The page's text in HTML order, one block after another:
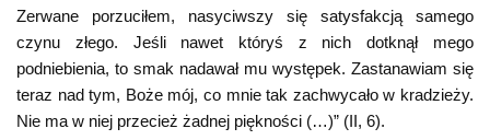
Zerwane porzuciłem, nasyciwszy się satysfakcją samego
czynu złego. Jeśli nawet któryś z nich dotknął mego
podniebienia, to smak nadawał mu występek. Zastanawiam się
teraz nad tym, Boże mój, co mnie tak zachwycało w kradzieży.
Nie ma w niej przecież żadnej piękności (…)” (II, 6).